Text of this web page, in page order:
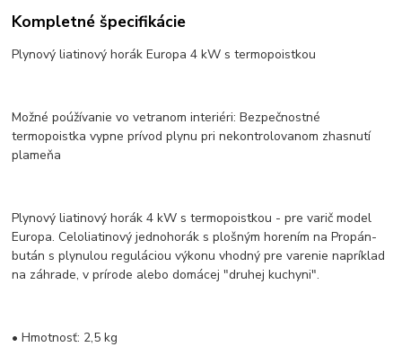
Kompletné špecifikácie
Plynový liatinový horák Europa 4 kW s termopoistkou
Možné poúžívanie vo vetranom interiéri: Bezpečnostné
termopoistka vypne prívod plynu pri nekontrolovanom zhasnutí
plameňa
Plynový liatinový horák 4 kW s termopoistkou - pre varič model
Europa. Celoliatinový jednohorák s plošným horením na Propán-
bután s plynulou reguláciou výkonu vhodný pre varenie napríklad
na záhrade, v prírode alebo domácej "druhej kuchyni".
• Hmotnosť: 2,5 kg